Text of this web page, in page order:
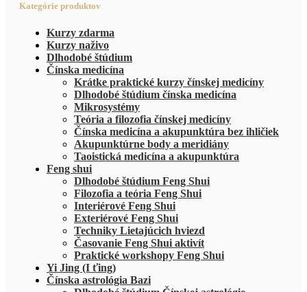
Kategórie produktov
Kurzy zdarma
Kurzy naživo
Dlhodobé štúdium
Čínska medicína
Krátke praktické kurzy čínskej medicíny
Dlhodobé štúdium čínska medicína
Mikrosystémy
Teória a filozofia čínskej medicíny
Čínska medicína a akupunktúra bez ihličiek
Akupunktúrne body a meridiány
Taoistická medicína a akupunktúra
Feng shui
Dlhodobé štúdium Feng Shui
Filozofia a teória Feng Shui
Interiérové Feng Shui
Exteriérové Feng Shui
Techniky Lietajúcich hviezd
Časovanie Feng Shui aktivít
Praktické workshopy Feng Shui
Yi Jing (I ťing)
Čínska astrológia Bazi